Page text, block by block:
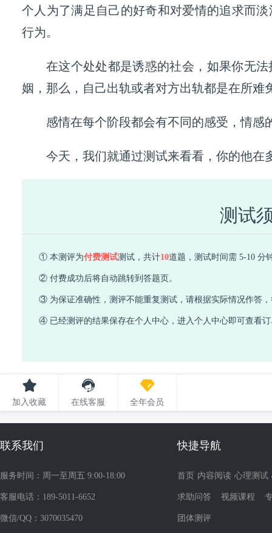
个人为了满足自己的好奇和对爱情的追求而
行为。
在这个处处都是诱惑的社会，如果你无
姻，那么，自己出轨或者对方出轨都是在所难
感情在每个阶段都会有不同的感受，情感
今天，我们就通过测试来看看，你的他在
测试
① 本测评为付费测试测试，共计10道题，测试时间需 5-10 分
② 付费成功后将自动跳转到答题页。
③ 为保证准确性，测评不能重复测试，请根据实际情况作答
④ 已经测评的结果保存在个人中心，进入个人中心即可查看
加入收藏 在线客服 全年会员
联系我们
服务时间：周一至周五 9:00-18:00
客服电话：189-5011-6652
微信/QQ：3070035470
快捷导航
首页 内容阅读 心理测试
求助问答 视频课程
团体测评